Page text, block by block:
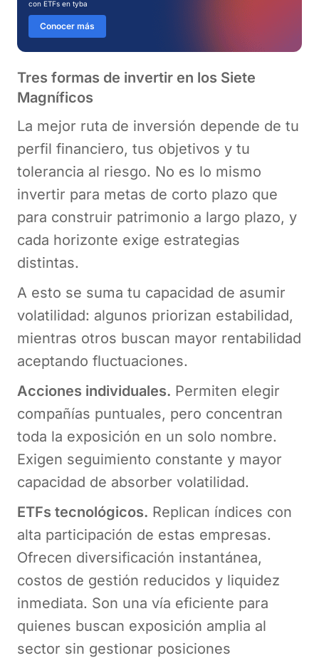
con ETFs en tyba
Conocer más
Tres formas de invertir en los Siete
Magníficos
La mejor ruta de inversión depende de tu
perfil financiero, tus objetivos y tu
tolerancia al riesgo. No es lo mismo
invertir para metas de corto plazo que
para construir patrimonio a largo plazo, y
cada horizonte exige estrategias
distintas.
A esto se suma tu capacidad de asumir
volatilidad: algunos priorizan estabilidad,
mientras otros buscan mayor rentabilidad
aceptando fluctuaciones.
Acciones individuales. Permiten elegir
compañías puntuales, pero concentran
toda la exposición en un solo nombre.
Exigen seguimiento constante y mayor
capacidad de absorber volatilidad.
ETFs tecnológicos. Replican índices con
alta participación de estas empresas.
Ofrecen diversificación instantánea,
costos de gestión reducidos y liquidez
inmediata. Son una vía eficiente para
quienes buscan exposición amplia al
sector sin gestionar posiciones